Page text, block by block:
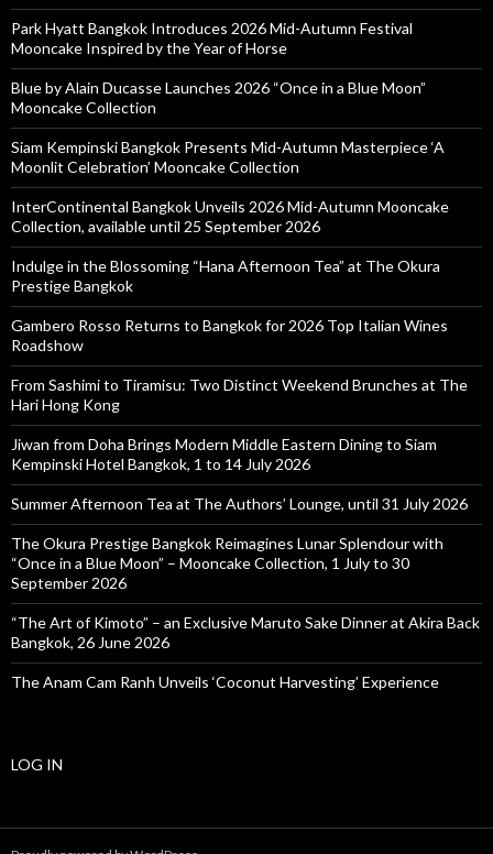
Park Hyatt Bangkok Introduces 2026 Mid-Autumn Festival
Mooncake Inspired by the Year of Horse
Blue by Alain Ducasse Launches 2026 “Once in a Blue Moon”
Mooncake Collection
Siam Kempinski Bangkok Presents Mid-Autumn Masterpiece ‘A
Moonlit Celebration’ Mooncake Collection
InterContinental Bangkok Unveils 2026 Mid-Autumn Mooncake
Collection, available until 25 September 2026
Indulge in the Blossoming “Hana Afternoon Tea” at The Okura
Prestige Bangkok
Gambero Rosso Returns to Bangkok for 2026 Top Italian Wines
Roadshow
From Sashimi to Tiramisu: Two Distinct Weekend Brunches at The
Hari Hong Kong
Jiwan from Doha Brings Modern Middle Eastern Dining to Siam
Kempinski Hotel Bangkok, 1 to 14 July 2026
Summer Afternoon Tea at The Authors’ Lounge, until 31 July 2026
The Okura Prestige Bangkok Reimagines Lunar Splendour with
“Once in a Blue Moon” – Mooncake Collection, 1 July to 30
September 2026
“The Art of Kimoto” – an Exclusive Maruto Sake Dinner at Akira Back
Bangkok, 26 June 2026
The Anam Cam Ranh Unveils ‘Coconut Harvesting’ Experience
LOG IN